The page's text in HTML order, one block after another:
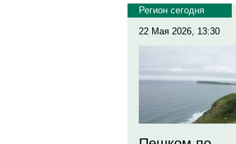
Регион сегодня
22 Мая 2026, 13:30